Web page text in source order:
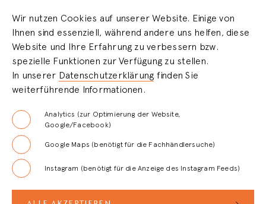
HÄNDLERBEREICH
LOGIN
REGISTRIERUNG
FAQ
Wir nutzen Cookies auf unserer Website. Einige von
Ihnen sind essenziell, während andere uns helfen, diese
Website und Ihre Erfahrung zu verbessern bzw.
spezielle Funktionen zur Verfügung zu stellen.
In unserer Datenschutzerklärung finden Sie
weiterführende Informationen.
Analytics (zur Optimierung der Website,
Google/Facebook)
Google Maps (benötigt für die Fachhändlersuche)
Instagram (benötigt für die Anzeige des Instagram Feeds)